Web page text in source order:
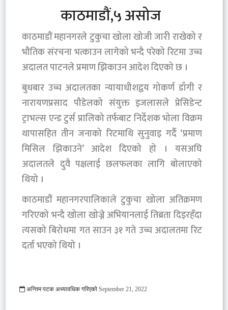
काठमाडौं,५ असोज
काठमाडौं महानगरले टुकुचा खोला खोजी जारी राखेको र
भौतिक संरचना भत्काउन लागेको भन्दै परेको रिटमा उच्च
अदालत पाटनले प्रमाण झिकाउन आदेश दिएको छ ।
बुधबार उच्च अदालतका न्यायाधीशद्वय गोकर्ण डाँगी र
नारायणप्रसाद पौडेलको संयुक्त इजलासले प्रेसिडेन्ट
ट्राभल्स एन्ड टुर्स प्रालिको तर्फबाट निर्देशक भोला विक्रम
थापासहित तीन जनाको रिटमाथि सुनुवाइ गर्दै ‘प्रमाण
मिसिल झिकाउने’ आदेश दिएको हो । यसअघि
अदालतले दुवै पक्षलाई छलफलका लागि बोलाएको
थियो ।
काठमाडौं महानगरपालिकाले टुकुचा खोला अतिक्रमण
गरिएको भन्दै खोला खोज्ने अभियानलाई तिब्रता दिइरहँदा
त्यसको बिरोधमा गत साउन ३१ गते उच्च अदालतमा रिट
दर्ता भएको थियो ।
अन्तिम पटक अध्यावधिक गरिएको September 21, 2022